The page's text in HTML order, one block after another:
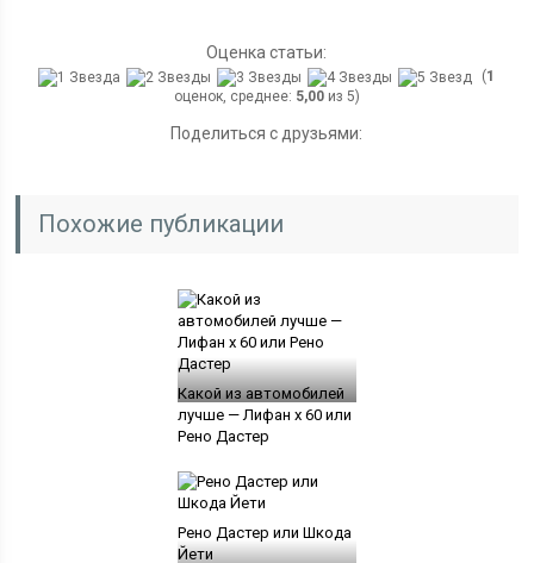
Оценка статьи:
(1
оценок, среднее: 5,00из 5)
Поделиться с друзьями:
Похожие публикации
Какой из автомобилей
лучше — Лифан x 60 или
Рено Дастер
Рено Дастер или Шкода
Йети